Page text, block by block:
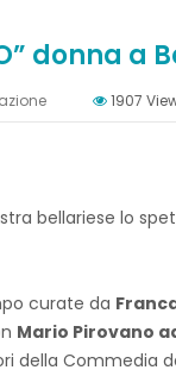
donna a
1907
bellariese lo
curate da
Mario Pirovano
della Commedia